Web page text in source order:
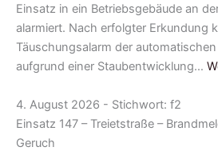
Einsatz in ein Betriebsgebäude an
alarmiert. Nach erfolgter Erkundung
Täuschungsalarm der
aufgrund einer Staubentwicklung…
4. August 2026 - Stichwort: f2
Einsatz 147 – Treietstraße –
Geruch